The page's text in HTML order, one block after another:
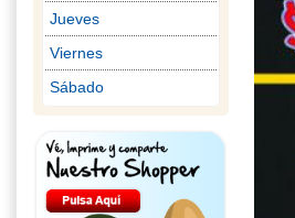
Jueves
Viernes
Sábado